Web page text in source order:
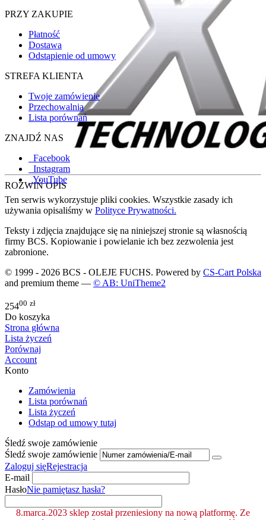
ROZWIŃ OPIS
PRZY ZAKUPIE
Płatność
Dostawa
Odstąpienie od umowy
STREFA KLIENTA
Twoje zamówienie
Przechowalnia
Lista porównań
ZNAJDŹ NAS
Facebook
Instagram
YouTube
Ten serwis wykorzystuje pliki cookies. Wszystkie zasady ich
używania opisaliśmy w Polityce Prywatności.
Teksty i zdjęcia znajdujące się na niniejszej stronie są własnością
firmy BCS. Kopiowanie i powielanie ich bez zezwolenia jest
zabronione.
© 1999 - 2026 BCS - OLEJE FUCHS. Powered by CS-Cart Polska
and premium theme — © AB: UniTheme2
25400 zł
Do koszyka
Strona główna
Lista życzeń
Porównaj
Account
Konto
Zamówienia
Lista porównań
Lista życzeń
Odstąp od umowy tutaj
Śledź swoje zamówienie
Śledź swoje zamówienie
Zaloguj sięRejestracja
E-mail
HasłoNie pamiętasz hasła?
8.marca.2023 sklep został przeniesiony na nową platformę. Ze